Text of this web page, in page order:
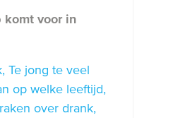
komt voor in
Te jong te veel
op welke leeftijd
over drank